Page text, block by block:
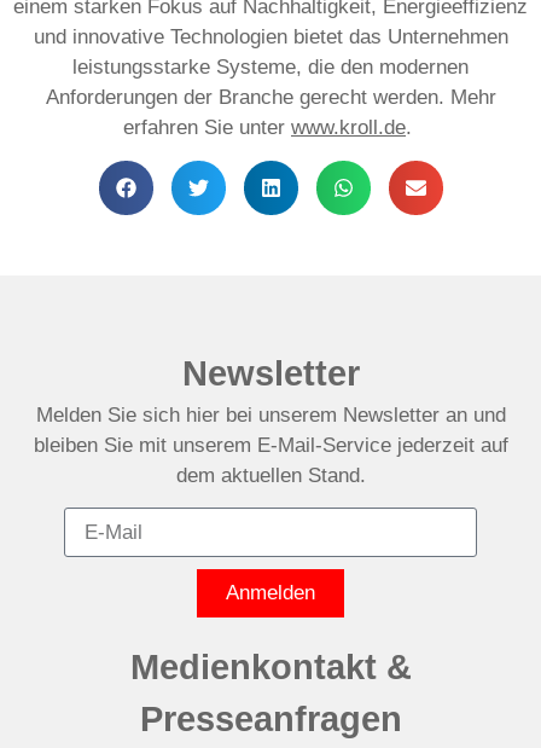
einem starken Fokus auf Nachhaltigkeit, Energieeffizienz
und innovative Technologien bietet das Unternehmen
leistungsstarke Systeme, die den modernen
Anforderungen der Branche gerecht werden. Mehr
erfahren Sie unter www.kroll.de.
Newsletter
Melden Sie sich hier bei unserem Newsletter an und
bleiben Sie mit unserem E-Mail-Service jederzeit auf
dem aktuellen Stand.
Anmelden
Medienkontakt &
Presseanfragen